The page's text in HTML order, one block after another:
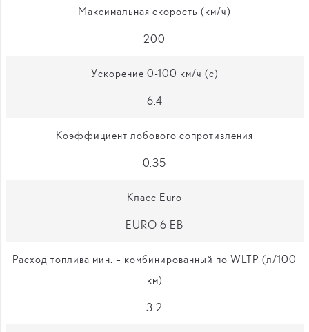
Максимальная скорость (км/ч)
200
Ускорение 0-100 км/ч (с)
6.4
Коэффициент лобового сопротивления
0.35
Класс Euro
EURO 6 EB
Расход топлива мин. – комбинированный по WLTP (л/100
км)
3.2